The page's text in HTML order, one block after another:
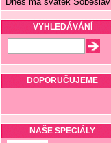
VYHLEDÁVÁNÍ
DOPORUČUJEME
NAŠE SPECIÁLY